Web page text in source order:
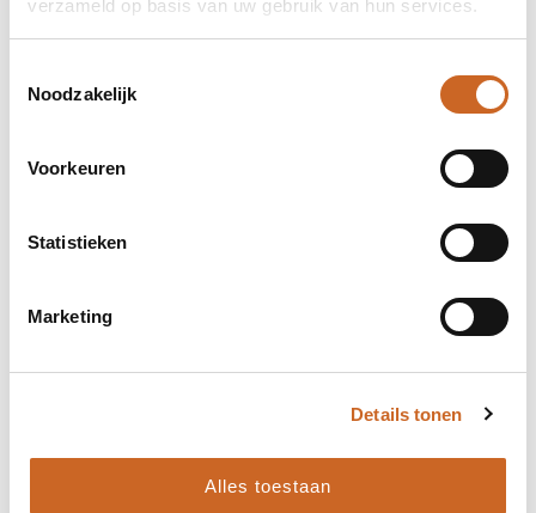
verzameld op basis van uw gebruik van hun services.
Noodzakelijk
Voorkeuren
Statistieken
Marketing
Details tonen
Alles toestaan
Levertijden in overleg
Bij ons staat klanttevredenheid centraal. Daarom
hanteren we geen vaste levertijden, maar
stemmen we deze altijd in overleg met jou af. Zo